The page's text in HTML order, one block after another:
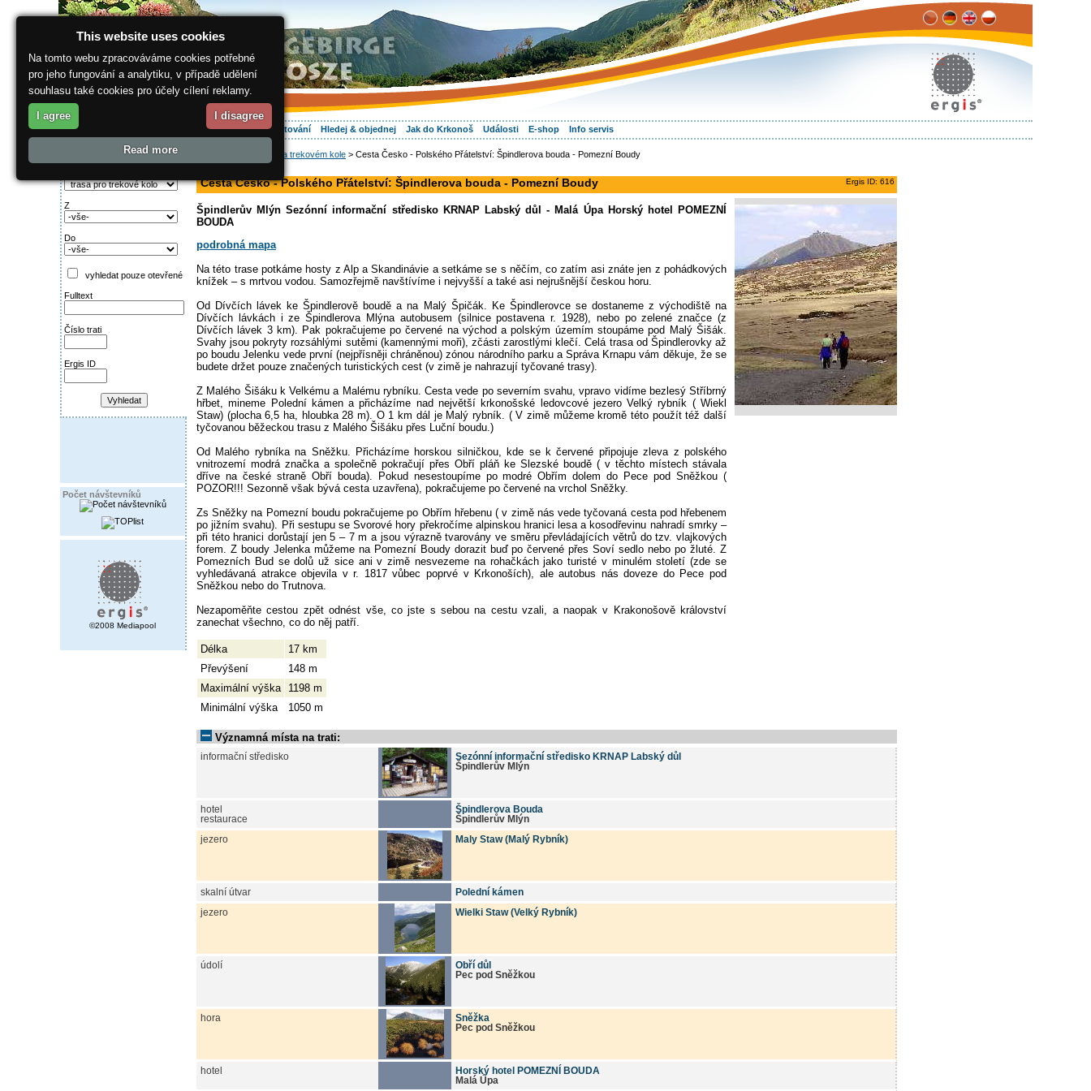
O regionu Vaše dovolená Ubytování Hledej & objednej Jak do Krkonoš Události E-shop Info servis
Najděte si:
Z
Do
vyhledat pouze otevřené
Fulltext
Číslo trati
Ergis ID
Počet návštevníků
©2008 Mediapool
Na trekovém kole > Cesta Česko - Polského Přátelství: Špindlerova bouda - Pomezní Boudy
Ergis ID: 616
Cesta Česko - Polského Přátelství: Špindlerova bouda - Pomezní Boudy
Špindlerův Mlýn Sezónní informační středisko KRNAP Labský důl - Malá Úpa Horský hotel POMEZNÍ
BOUDA
podrobná mapa
Na této trase potkáme hosty z Alp a Skandinávie a setkáme se s něčím, co zatím asi znáte jen z pohádkových
knížek – s mrtvou vodou. Samozřejmě navštívíme i nejvyšší a také asi nejrušnější českou horu.
Od Dívčích lávek ke Špindlerově boudě a na Malý Špičák. Ke Špindlerovce se dostaneme z východiště na
Dívčích lávkách i ze Špindlerova Mlýna autobusem (silnice postavena r. 1928), nebo po zelené značce (z
Dívčích lávek 3 km). Pak pokračujeme po červené na východ a polským územím stoupáme pod Malý Šišák.
Svahy jsou pokryty rozsáhlými sutěmi (kamennými moři), zčásti zarostlými klečí. Celá trasa od Špindlerovky až
po boudu Jelenku vede první (nejpřísněji chráněnou) zónou národního parku a Správa Krnapu vám děkuje, že se
budete držet pouze značených turistických cest (v zimě je nahrazují tyčované trasy).
Z Malého Šišáku k Velkému a Malému rybníku. Cesta vede po severním svahu, vpravo vidíme bezlesý Stříbrný
hřbet, mineme Polední kámen a přicházíme nad největší krkonošské ledovcové jezero Velký rybník ( Wiekl
Staw) (plocha 6,5 ha, hloubka 28 m). O 1 km dál je Malý rybník. ( V zimě můžeme kromě této použít též další
tyčovanou běžeckou trasu z Malého Šišáku přes Luční boudu.)
Od Malého rybníka na Sněžku. Přicházíme horskou silničkou, kde se k červené připojuje zleva z polského
vnitrozemí modrá značka a společně pokračují přes Obří pláň ke Slezské boudě ( v těchto místech stávala
dříve na české straně Obří bouda). Pokud nesestoupíme po modré Obřím dolem do Pece pod Sněžkou (
POZOR!!! Sezonně však bývá cesta uzavřena), pokračujeme po červené na vrchol Sněžky.
Zs Sněžky na Pomezní boudu pokračujeme po Obřím hřebenu ( v zimě nás vede tyčovaná cesta pod hřebenem
po jižním svahu). Při sestupu se Svorové hory překročíme alpinskou hranici lesa a kosodřevinu nahradí smrky –
při této hranici dorůstají jen 5 – 7 m a jsou výrazně tvarovány ve směru převládajících větrů do tzv. vlajkových
forem. Z boudy Jelenka můžeme na Pomezní Boudy dorazit buď po červené přes Soví sedlo nebo po žluté. Z
Pomezních Bud se dolů už sice ani v zimě nesvezeme na rohačkách jako turisté v minulém století (zde se
vyhledávaná atrakce objevila v r. 1817 vůbec poprvé v Krkonoších), ale autobus nás doveze do Pece pod
Sněžkou nebo do Trutnova.
Nezapoměňte cestou zpět odnést vše, co jste s sebou na cestu vzali, a naopak v Krakonošově království
zanechat všechno, co do něj patří.
Délka
17 km
Převýšení
148 m
Maximální výška
1198 m
Minimální výška
1050 m
Významná místa na trati:
informační středisko
Sezónní informační středisko KRNAP Labský důl
Špindlerův Mlýn
hotel
restaurace
Špindlerova Bouda
Špindlerův Mlýn
jezero Maly Staw (Malý Rybník)
skalní útvar Polední kámen
jezero Wielki Staw (Velký Rybník)
údolí
Obří důl
Pec pod Sněžkou
hora
Sněžka
Pec pod Sněžkou
hotel
Horský hotel POMEZNÍ BOUDA
Malá Úpa
This website uses cookies
Na tomto webu zpracováváme cookies potřebné
pro jeho fungování a analytiku, v případě udělení
souhlasu také cookies pro účely cílení reklamy.
I agree I disagree
Read more